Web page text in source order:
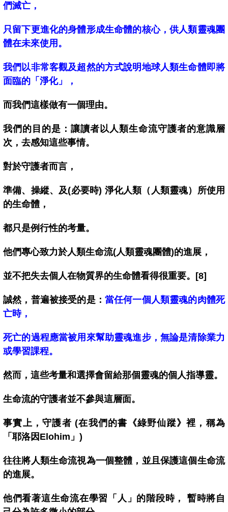
們滅亡，
只留下更進化的身體形成生命體的核心，供人類靈魂團
體在未來使用。
我們以非常客觀及超然的方式說明地球人類生命體即將
面臨的「淨化」，
而我們這樣做有一個理由。
我們的目的是：讓讀者以人類生命流守護者的意識層
次，去感知這些事情。
對於守護者而言，
準備、操縱、及(必要時) 淨化人類（人類靈魂）所使用
的生命體，
都只是例行性的考量。
他們專心致力於人類生命流(人類靈魂團體)的進展，
並不把失去個人在物質界的生命體看得很重要。[8]
誠然，普遍被接受的是： 當任何一個人類靈魂的肉體死
亡時，
死亡的過程應當被用來幫助靈魂進步，無論是清除業力
或學習課程。
然而，這些考量和選擇會留給那個靈魂的個人指導靈。
生命流的守護者並不參與這層面。
事實上，守護者 (在我們的書《綠野仙蹤》裡，稱為
「耶洛因Elohim」)
往往將人類生命流視為一個整體，並且保護這個生命流
的進展。
他們看著這生命流在學習「人」的階段時， 暫時將自